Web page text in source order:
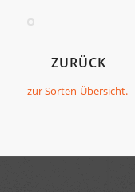
ZURÜCK
zur Sorten-Übersicht.